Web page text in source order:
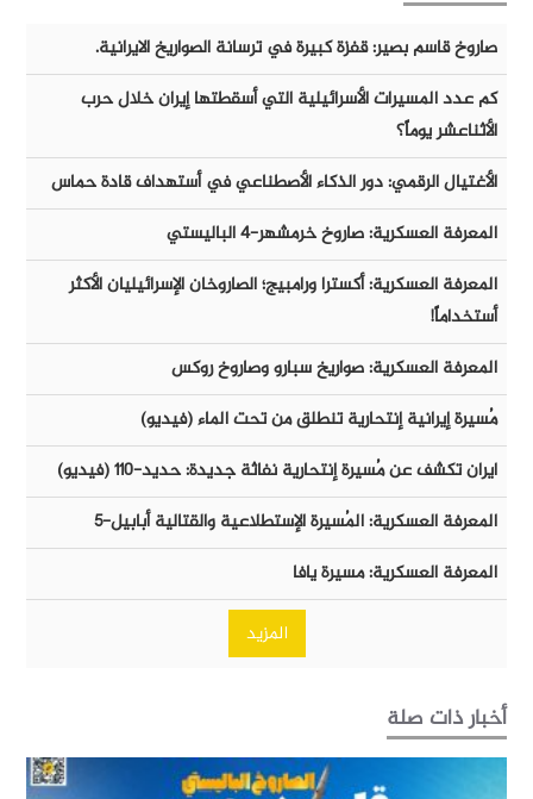
صاروخ قاسم بصير: قفزة كبيرة في ترسانة الصواريخ الايرانية.
كم عدد المسيرات الأسرائيلية التي أسقطتها إيران خلال حرب
الأثناعشر يوماً؟
الأغتيال الرقمي: دور الذكاء الأصطناعي في أستهداف قادة حماس
المعرفة العسكرية: صاروخ خرمشهر-٤ الباليستي
المعرفة العسكرية: أكسترا ورامبيج؛ الصاروخان الإسرائيليان الأكثر
أستخداماً!
المعرفة العسكرية: صواريخ سبارو وصاروخ روكس
مُسيرة إيرانية إنتحارية تنطلق من تحت الماء (فيديو)
ايران تكشف عن مُسيرة إنتحارية نفاثة جديدة: حديد-١١٠ (فيديو)
المعرفة العسكرية: المُسيرة الإستطلاعية والقتالية أبابيل-٥
المعرفة العسكرية: مسيرة يافا
المزيد
أخبار ذات صلة